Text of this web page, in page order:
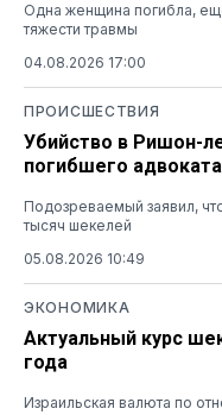
Одна женщина погибла,
тяжести травмы
04.08.2026 17:00
ПРОИСШЕСТВИЯ
Убийство в Ришон-
погибшего адвоката
Подозреваемый заявил,
тысяч шекелей
05.08.2026 10:49
ЭКОНОМИКА
Актуальный курс
года
Израильская валюта по